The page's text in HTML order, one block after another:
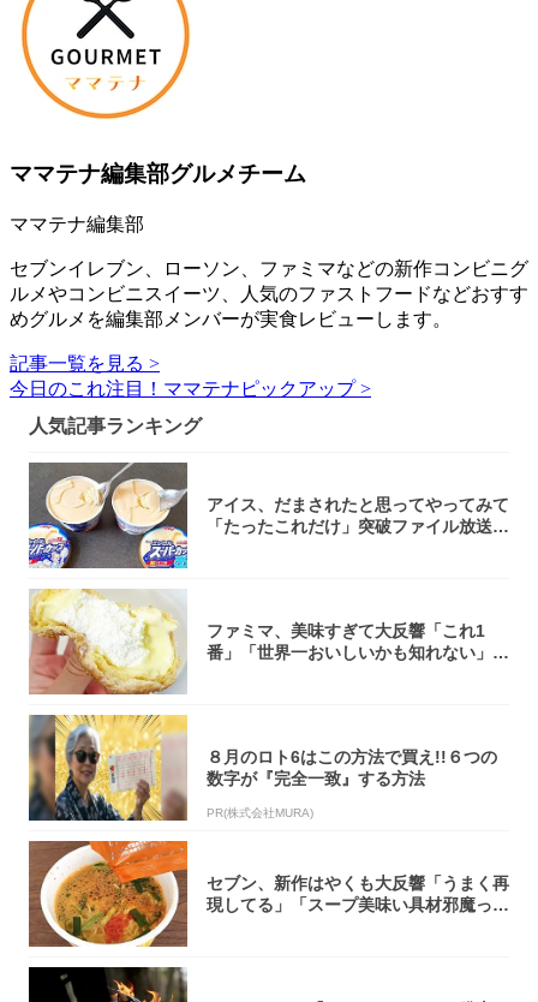
ママテナ編集部グルメチーム
ママテナ編集部
セブンイレブン、ローソン、ファミマなどの新作コンビニグ
ルメやコンビニスイーツ、人気のファストフードなどおすす
めグルメを編集部メンバーが実食レビューします。
記事一覧を見る >
今日のこれ注目！ママテナピックアップ >
人気記事ランキング
アイス、だまされたと思ってやってみて
「たったこれだけ」突破ファイル放送で
ファミマ、美味すぎて大反響「これ1
番」「世界一おいしいかも知れない」
８月のロト6はこの方法で買え!!６つの
数字が『完全一致』する方法
PR(株式会社MURA)
セブン、新作はやくも大反響「うまく再
現してる」「スープ美味い具材邪魔って